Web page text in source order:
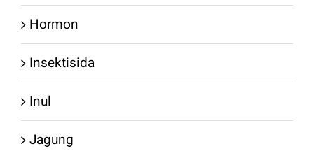
Hormon
Insektisida
Inul
Jagung